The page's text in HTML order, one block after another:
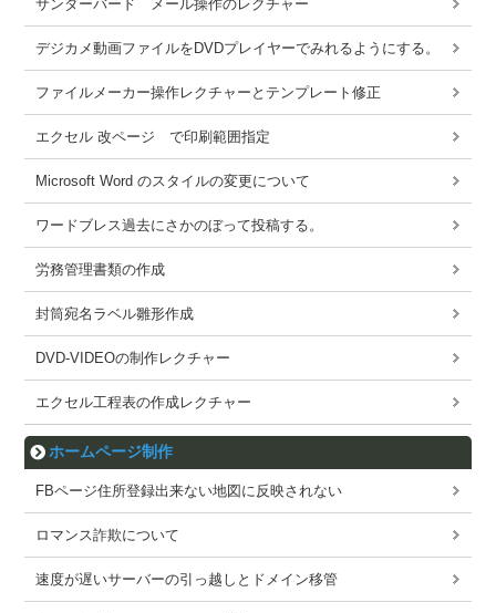
サンダーバード メール操作のレクチャー
デジカメ動画ファイルをDVDプレイヤーでみれるようにする。
ファイルメーカー操作レクチャーとテンプレート修正
エクセル 改ページ で印刷範囲指定
Microsoft Word のスタイルの変更について
ワードブレス過去にさかのぼって投稿する。
労務管理書類の作成
封筒宛名ラベル雛形作成
DVD-VIDEOの制作レクチャー
エクセル工程表の作成レクチャー
ホームページ制作
FBページ住所登録出来ない地図に反映されない
ロマンス詐欺について
速度が遅いサーバーの引っ越しとドメイン移管